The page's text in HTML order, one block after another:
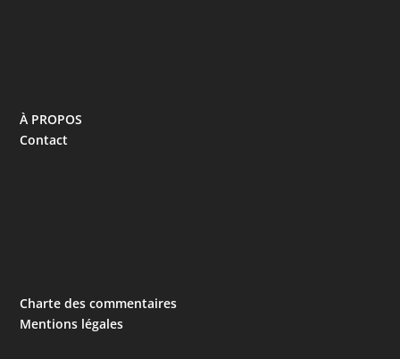
À PROPOS
Contact
Charte des commentaires
Mentions légales